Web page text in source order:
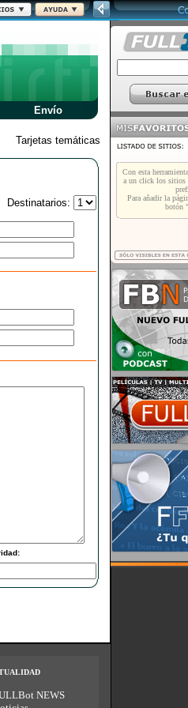
Envío
Tarjetas temáticas
Destinatarios:
NEWS